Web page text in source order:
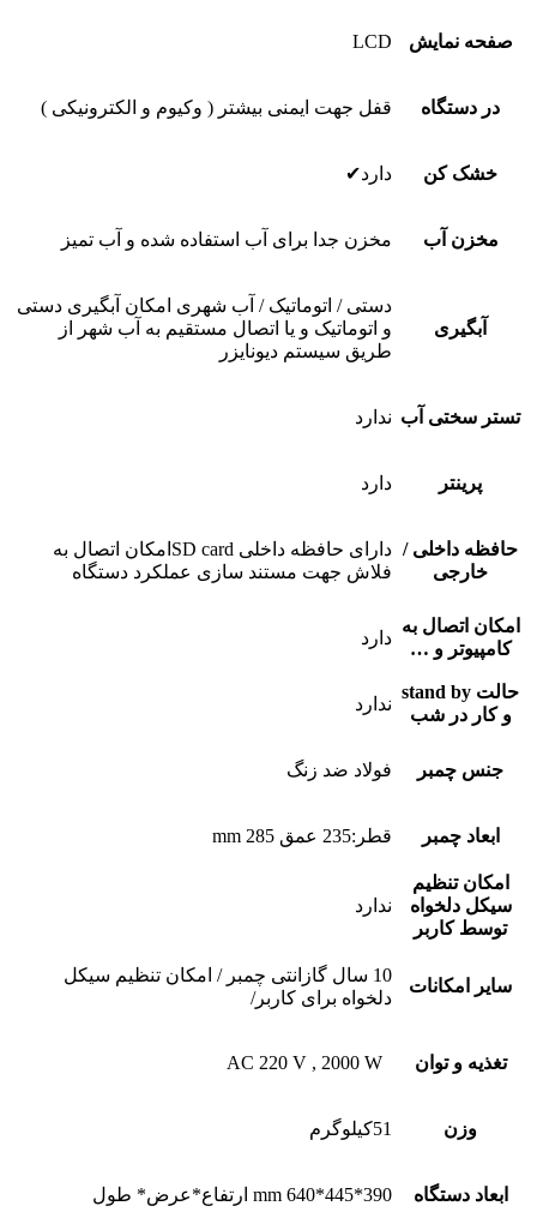
صفحه نمایش LCD
در دستگاه قفل جهت ایمنى بیشتر ( وکیوم و الکترونیکى )
خشک کن دارد✔
مخزن آب مخزن جدا براى آب استفاده شده و آب تمیز
آبگیرى
دستى / اتوماتیک / آب شهرى امکان آبگیرى دستى
و اتوماتیک و یا اتصال مستقیم به آب شهر از
طریق سیستم دیونایزر
تستر سختى آب ندارد
پرینتر دارد
حافظه داخلى /
خارجى
دارای حافظه داخلی SD cardامکان اتصال به
فلاش جهت مستند سازى عملکرد دستگاه
امکان اتصال به
کامپیوتر و …
دارد
حالت stand by
و کار در شب
ندارد
جنس چمبر فولاد ضد زنگ
ابعاد چمبر قطر:235 عمق 285 mm
امکان تنظیم
سیکل دلخواه
توسط کاربر
ندارد
سایر امکانات
10 سال گازانتی چمبر / امکان تنظیم سیکل
دلخواه برای کاربر/
تغذیه و توان
وزن 51کیلوگرم
ابعاد دستگاه 390*445*640 mm ارتفاع*عرض* طول